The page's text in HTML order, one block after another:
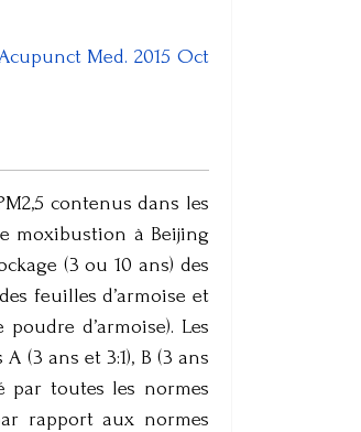
Med. 2015 Oct
contenus dans les
moxibustion à Beijing
(3 ou 10 ans) des
feuilles d’armoise et
d’armoise). Les
(3 ans et 3:1), B (3 ans
par toutes les normes
rapport aux normes